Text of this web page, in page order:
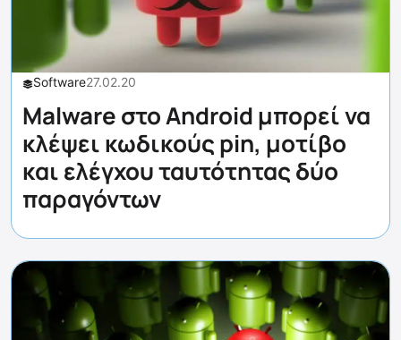
Software27.02.20
Malware στο Android μπορεί να
κλέψει κωδικούς pin, μοτίβο
και ελέγχου ταυτότητας δύο
παραγόντων